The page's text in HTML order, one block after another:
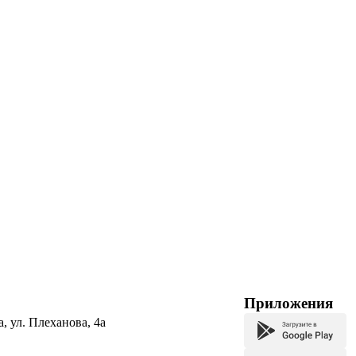
ул. Плеханова, 4а
Приложения